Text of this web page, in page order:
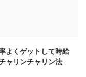
よくゲットして時給
ャリンチャリン法